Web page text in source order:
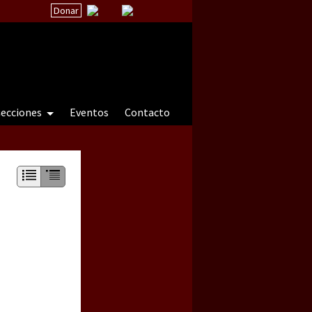
Donar
Eventos
Contacto